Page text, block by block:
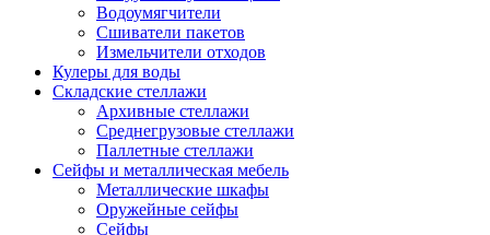
Водоумягчители
Сшиватели пакетов
Измельчители отходов
Кулеры для воды
Складские стеллажи
Архивные стеллажи
Среднегрузовые стеллажи
Паллетные стеллажи
Сейфы и металлическая мебель
Металлические шкафы
Оружейные сейфы
Сейфы